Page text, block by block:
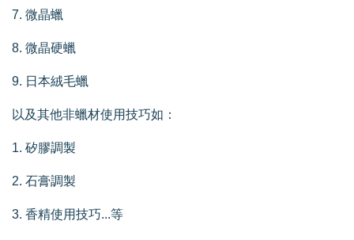
7. 微晶蠟
8. 微晶硬蠟
9. 日本絨毛蠟
以及其他非蠟材使用技巧如：
1. 矽膠調製
2. 石膏調製
3. 香精使用技巧...等